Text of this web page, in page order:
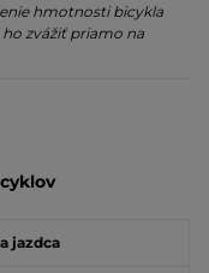
hmotnosti bicykla
zvážiť priamo na
jazdca